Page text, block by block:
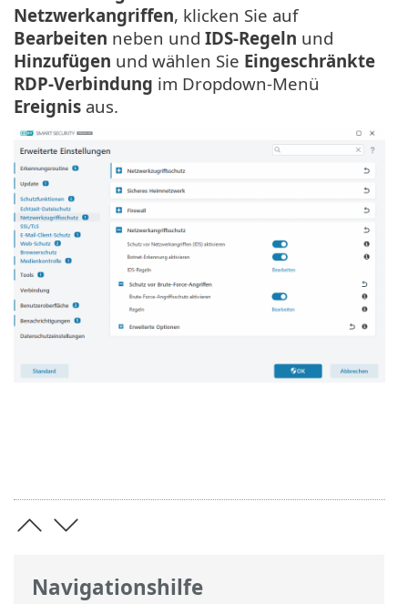
Navigationshilfe
Netzwerkangriffen, klicken Sie auf
Bearbeiten neben und IDS-Regeln und
Hinzufügen und wählen Sie Eingeschränkte
RDP-Verbindung im Dropdown-Menü
Ereignis aus.